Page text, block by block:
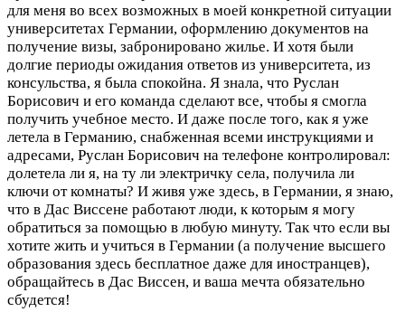
для меня во всех возможных в моей конкретной ситуации
университетах Германии, оформлению документов на
получение визы, забронировано жилье. И хотя были
долгие периоды ожидания ответов из университета, из
консульства, я была спокойна. Я знала, что Руслан
Борисович и его команда сделают все, чтобы я смогла
получить учебное место. И даже после того, как я уже
летела в Германию, снабженная всеми инструкциями и
адресами, Руслан Борисович на телефоне контролировал:
долетела ли я, на ту ли электричку села, получила ли
ключи от комнаты? И живя уже здесь, в Германии, я знаю,
что в Дас Виссене работают люди, к которым я могу
обратиться за помощью в любую минуту. Так что если вы
хотите жить и учиться в Германии (а получение высшего
образования здесь бесплатное даже для иностранцев),
обращайтесь в Дас Виссен, и ваша мечта обязательно
сбудется!